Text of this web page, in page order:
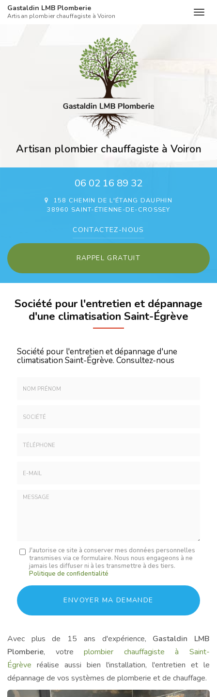
Gastaldin LMB Plomberie
Artisan plombier chauffagiste à Voiron
Artisan plombier chauffagiste à Voiron
06 02 16 89 32
158 CHEMIN DE L'ÉTANG DAUPHIN
38960 SAINT-ÉTIENNE-DE-CROSSEY
CONTACTEZ-NOUS
RAPPEL GRATUIT
Société pour l'entretien et dépannage
d'une climatisation Saint-Égrève
Société pour l'entretien et dépannage d'une
climatisation Saint-Égrève. Consultez-nous
Message
J'autorise ce site à conserver mes données personnelles
transmises via ce formulaire. Nous nous engageons à ne
jamais les diffuser ni à les transmettre à des tiers.
Politique de confidentialité
Acceptation
RGPD
ENVOYER MA DEMANDE
Avec plus de 15 ans d'expérience, Gastaldin LMB
Plomberie, votreplombier chauffagiste à Saint-
Égrève réalise aussi bien l'installation, l'entretien et le
dépannage de vos systèmes de plomberie et de chauffage.